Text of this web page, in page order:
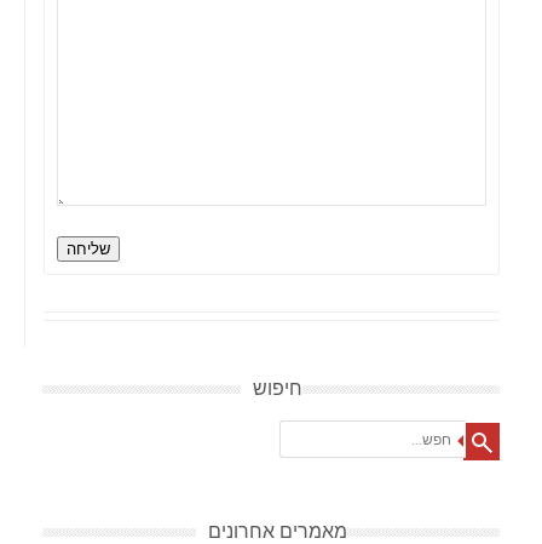
שליחה
חיפוש
מאמרים אחרונים